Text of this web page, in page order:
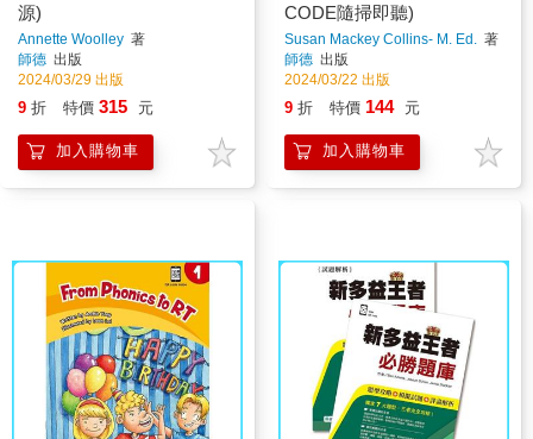
源)
Annette Woolley 著
師德 出版
2024/03/29 出版
9 折 特價 315 元
加入購物車
CODE隨掃即聽)
Susan Mackey Collins- M. Ed. 著
師德 出版
2024/03/22 出版
9 折 特價 144 元
加入購物車